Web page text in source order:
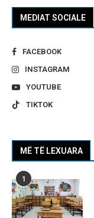
MEDIAT SOCIALE
FACEBOOK
INSTAGRAM
YOUTUBE
TIKTOK
MË TË LEXUARA
1